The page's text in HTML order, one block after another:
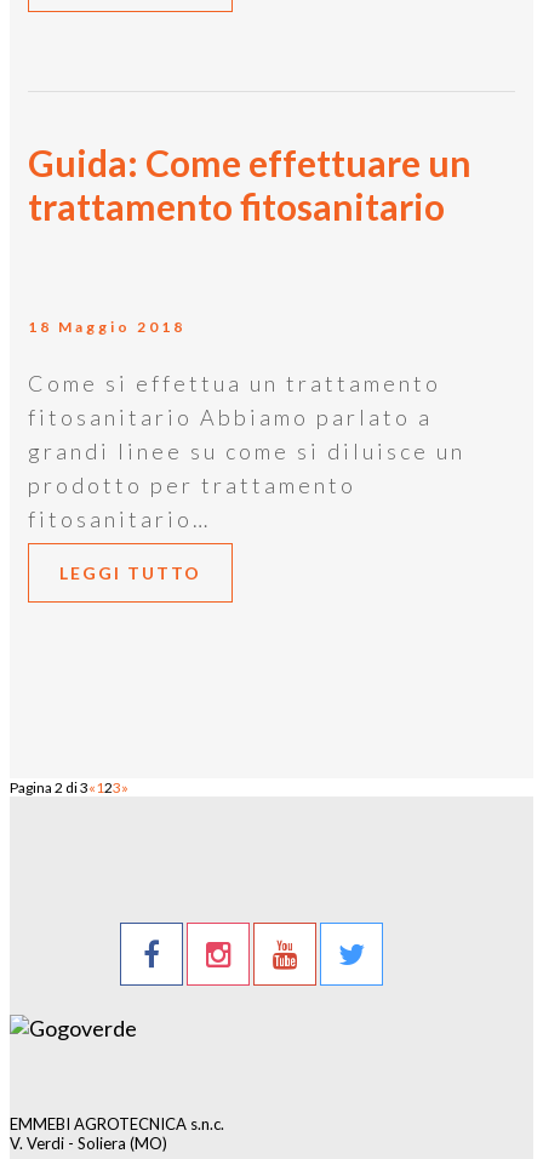
Guida: Come effettuare un
trattamento fitosanitario
18 Maggio 2018
Come si effettua un trattamento
fitosanitario Abbiamo parlato a
grandi linee su come si diluisce un
prodotto per trattamento
fitosanitario…
LEGGI TUTTO
Pagina 2 di 3«123»
EMMEBI AGROTECNICA s.n.c.
V. Verdi - Soliera (MO)